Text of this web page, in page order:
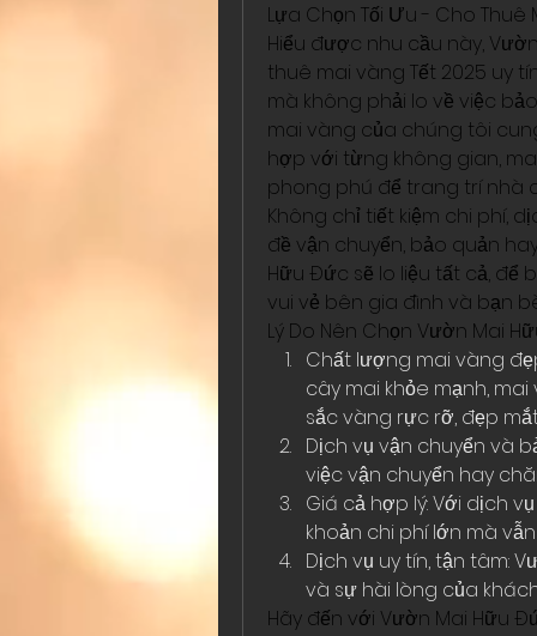
Lựa Chọn Tối Ưu - Cho Thuê
Hiểu được nhu cầu này,
thuê mai vàng Tết 2025 uy
mà không phải lo về việc
mai vàng của chúng tôi
hợp với từng không gian,
phong phú để trang trí nhà
Không chỉ tiết kiệm chi phí,
đề vận chuyển, bảo quản
Hữu Đức sẽ lo liệu tất cả, để
vui vẻ bên gia đình và bạn
Lý Do Nên Chọn Vườn Mai
Chất lượng mai vàng
cây mai khỏe mạnh,
sắc vàng rực rỡ, đẹp
Dịch vụ vận chuyển và
việc vận chuyển hay
Giá cả hợp lý: Với dịch
khoản chi phí lớn mà
Dịch vụ uy tín, tận tâm:
và sự hài lòng của
Hãy đến với Vườn Mai Hữu